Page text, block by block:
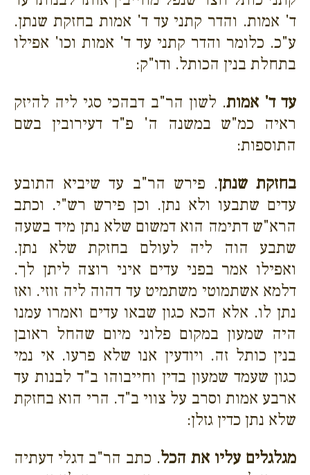
ד' אמות. והדר קתני עד ד' אמות בחזקת שנתן.
ע"כ. כלומר והדר קתני עד ד' אמות וכו' אפילו
בתחלת בנין הכותל. ודו"ק:
עד ד' אמות. לשון הר"ב דבהכי סגי ליה להיזק
ראיה כמ"ש במשנה ה' פ"ד דעירובין בשם
התוספות:
בחזקת שנתן. פירש הר"ב עד שיביא התובע
עדים שתבעו ולא נתן. וכן פירש רש"י. וכתב
הרא"ש דתימה הוא דמשום שלא נתן מיד בשעה
שתבע הוה ליה לעולם בחזקת שלא נתן.
ואפילו אמר בפני עדים איני רוצה ליתן לך.
דלמא אשתמוטי משתמיט עד דהוה ליה זוזי. ואז
נתן לו. אלא הכא כגון שבאו עדים ואמרו עמנו
היה שמעון במקום פלוני מיום שהחל ראובן
בנין כותל זה. ויודעין אנו שלא פרעו. אי נמי
כגון שעמד שמעון בדין וחייבוהו ב"ד לבנות עד
ארבע אמות וסרב על צווי ב"ד. הרי הוא בחזקת
שלא נתן כדין גזלן:
מגלגלים עליו את הכל. כתב הר"ב דגלי דעתיה